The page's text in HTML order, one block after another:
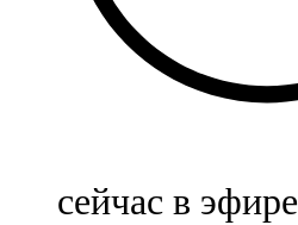
107,5 FM
Биләр
Болгар
сейчас в эфире